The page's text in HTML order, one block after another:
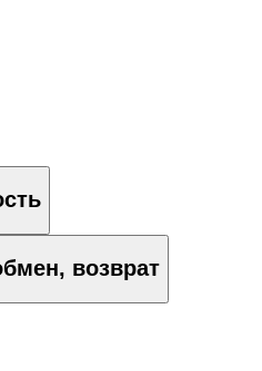
возврат